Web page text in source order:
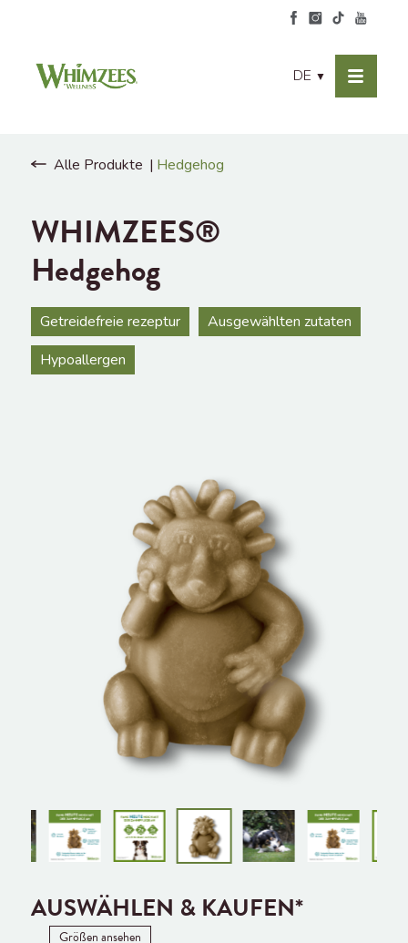
DE ▼
Alle Produkte Hedgehog
WHIMZEES®
Hedgehog
Getreidefreie rezeptur
Ausgewählten zutaten
Hypoallergen
AUSWÄHLEN & KAUFEN*
Größen ansehen